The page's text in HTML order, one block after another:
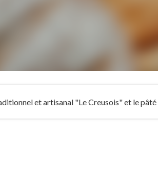
et artisanal "Le Creusois" et le